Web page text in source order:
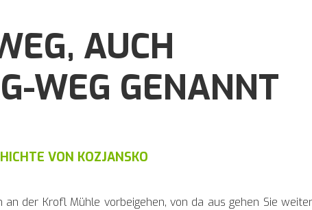
AUCH
WEG GENANNT
VON KOZJANSKO
der Krofl Mühle vorbeigehen, von da aus gehen Sie weiter